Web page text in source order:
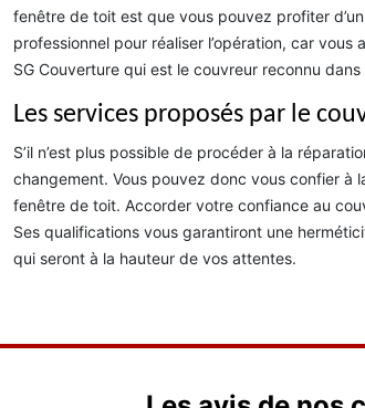
fenêtre de toit est que vous pouvez profiter
professionnel pour réaliser l’opération, car
SG Couverture qui est le couvreur reconnu
Les services proposés par le
S’il n’est plus possible de procéder à la
changement. Vous pouvez donc vous confier à
fenêtre de toit. Accorder votre confiance au
Ses qualifications vous garantiront une
qui seront à la hauteur de vos attentes.